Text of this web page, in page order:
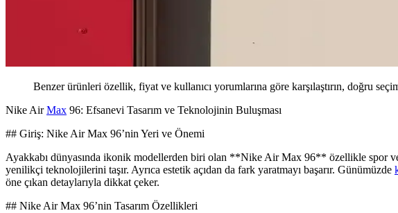
Benzer ürünleri özellik, fiyat ve kullanıcı yorumlarına göre karşılaştırın, doğru
Nike AirMax 96: Efsanevi Tasarım ve Teknolojinin Buluşması
## Giriş: Nike Air Max 96’nin Yeri ve Önemi
Ayakkabı dünyasında ikonik modellerden biri olan **Nike Air Max 96** özellikle spor ve
yenilikçi teknolojilerini taşır. Ayrıca estetik açıdan da fark yaratmayı başarır. Günümüzde
öne çıkan detaylarıyla dikkat çeker.
## Nike Air Max 96’nin Tasarım Özellikleri